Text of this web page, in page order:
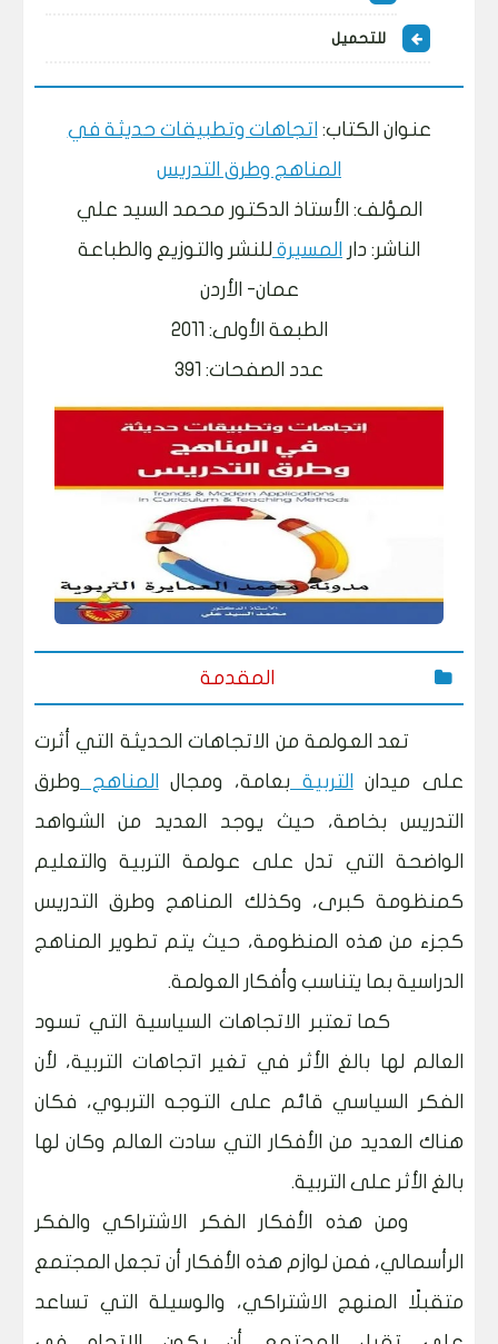
للتحميل
عنوان الكتاب: اتجاهات وتطبيقات حديثة في
المناهج وطرق التدريس
المؤلف: الأستاذ الدكتور محمد السيد علي
الناشر: دار المسيرة للنشر والتوزيع والطباعة
عمان- الأردن
الطبعة الأولى: 2011
عدد الصفحات: 391
المقدمة
تعد العولمة من الاتجاهات الحديثة التي أثرت
على ميدان
التربية بعامة، ومجال المناهج وطرق
التدريس بخاصة، حيث يوجد العديد من الشواهد
الواضحة التي تدل على عولمة التربية والتعليم
كمنظومة كبرى، وكذلك المناهج وطرق التدريس
كجزء من هذه المنظومة، حيث يتم تطوير المناهج
الدراسية بما يتناسب وأفكار العولمة.
كما تعتبر الاتجاهات السياسية التي تسود
العالم لها بالغ الأثر في تغير اتجاهات التربية، لأن
الفكر السياسي قائم على التوجه التربوي، فكان
هناك العديد من الأفكار التي سادت العالم وكان لها
بالغ الأثر على التربية.
ومن هذه الأفكار الفكر الاشتراكي والفكر
الرأسمالي، فمن لوازم هذه الأفكار أن تجعل المجتمع
متقبلًا المنهج الاشتراكي، والوسيلة التي تساعد